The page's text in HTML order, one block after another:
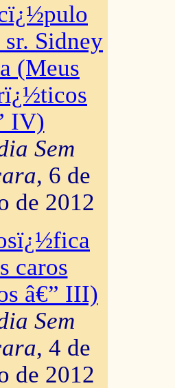
Sidney
(Meus
IV)
Sem
, 6 de
de 2012
caros
â€” III)
Sem
, 4 de
de 2012